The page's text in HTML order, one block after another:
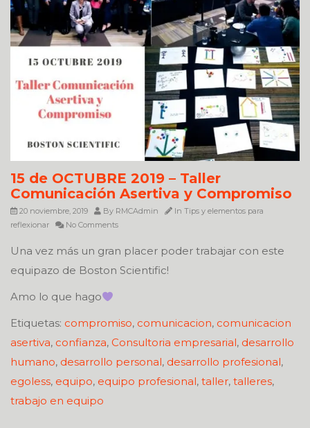
15 de OCTUBRE 2019 – Taller
Comunicación Asertiva y Compromiso
20 noviembre, 2019 By RMCAdmin In Tips y elementos para
reflexionar
No Comments
Una vez más un gran placer poder trabajar con este
equipazo de Boston Scientific!
Amo lo que hago
Etiquetas: compromiso, comunicacion, comunicacion
asertiva, confianza, Consultoria empresarial, desarrollo
humano, desarrollo personal, desarrollo profesional,
egoless, equipo, equipo profesional, taller, talleres,
trabajo en equipo